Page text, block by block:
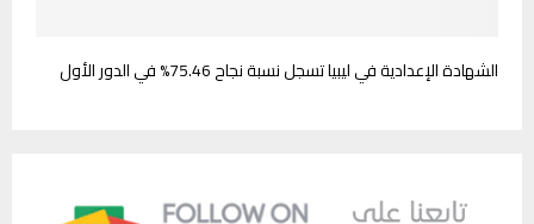
الشهادة الإعدادية في ليبيا تسجل نسبة نجاح 75.46% في الدور الأول